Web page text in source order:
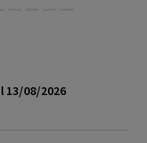
13/08/2026